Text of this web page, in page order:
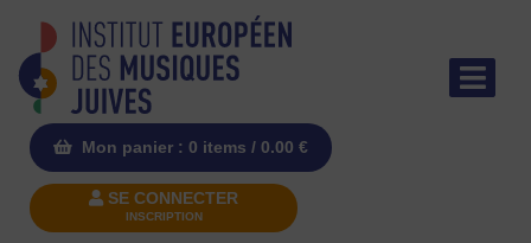
Mon panier : 0 items / 0.00 €
SE CONNECTER
INSCRIPTION